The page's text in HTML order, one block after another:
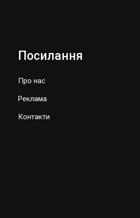
Посилання
Про нас
Реклама
Контакти